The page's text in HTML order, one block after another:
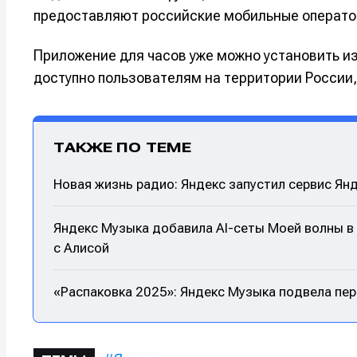
Вы
Электронная
Я не
Вы
Электронная
Я не
Вы
Электронная
Я не
Софт
Индустрия
Сцена
🎙️ Подкаст
Вы
Электронная
Я не
Софт
Индустрия
Сцена
🎙️ Подкаст
предоставляют российские мобильные
Приложение для часов уже можно установить
доступно пользователям на территории
ТАКЖЕ ПО ТЕМЕ
Новая жизнь радио: Яндекс запустил сервис
Яндекс Музыка добавила AI-сеты Моей волны
с Алисой
«Распаковка 2025»: Яндекс Музыка подвела